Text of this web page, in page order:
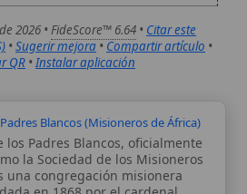
Padres Blancos, oficialmente
la Sociedad de los Misioneros
congregación misionera
editorial